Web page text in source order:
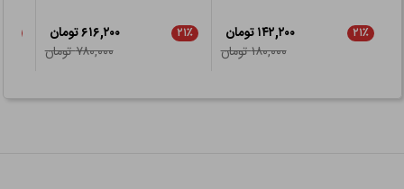
۲۱٪
۱۴۲,۲۰۰ تومان
۱۸۰,۰۰۰ تومان
۲۱٪
۶۱۶,۲۰۰ تومان
۷۸۰,۰۰۰ تومان